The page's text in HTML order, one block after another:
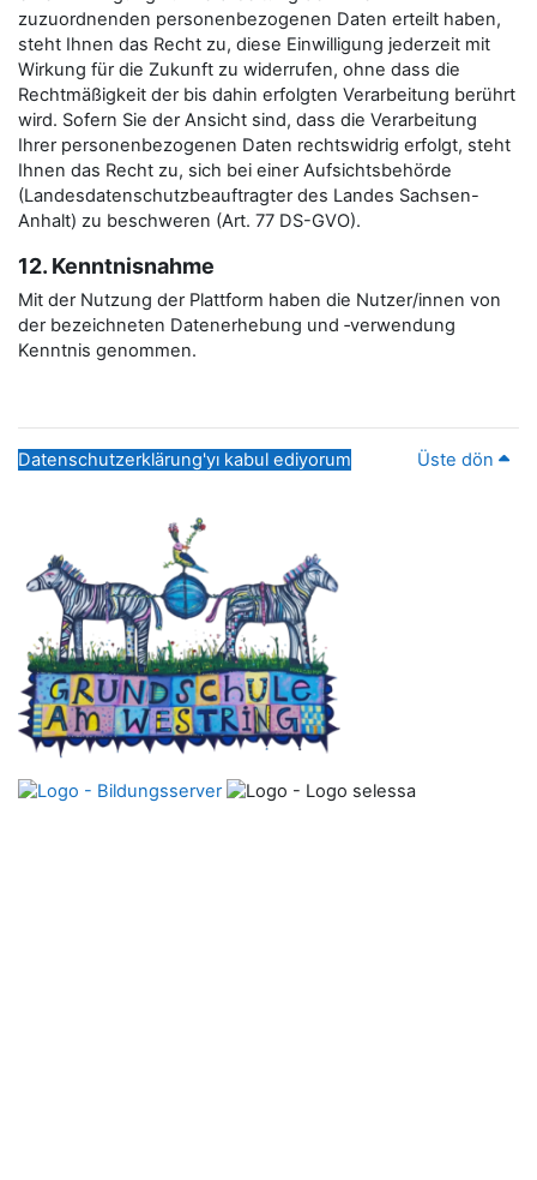
zuzuordnenden personenbezogenen Daten erteilt haben,
steht Ihnen das Recht zu, diese Einwilligung jederzeit mit
Wirkung für die Zukunft zu widerrufen, ohne dass die
Rechtmäßigkeit der bis dahin erfolgten Verarbeitung berührt
wird. Sofern Sie der Ansicht sind, dass die Verarbeitung
Ihrer personenbezogenen Daten rechtswidrig erfolgt, steht
Ihnen das Recht zu, sich bei einer Aufsichtsbehörde
(Landesdatenschutzbeauftragter des Landes Sachsen-
Anhalt) zu beschweren (Art. 77 DS-GVO).
12. Kenntnisnahme
Mit der Nutzung der Plattform haben die Nutzer/innen von
der bezeichneten Datenerhebung und ‑verwendung
Kenntnis genommen.
Datenschutzerklärung'yı kabul ediyorum Üste dön